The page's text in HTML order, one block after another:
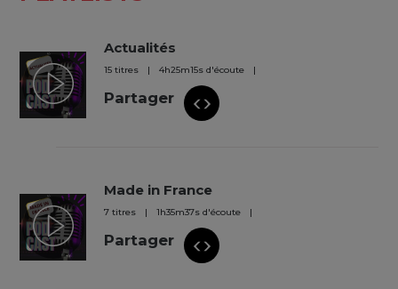
Actualités
15 titres 4h25m15s d'écoute
Partager
Made in France
7 titres 1h35m37s d'écoute
Partager